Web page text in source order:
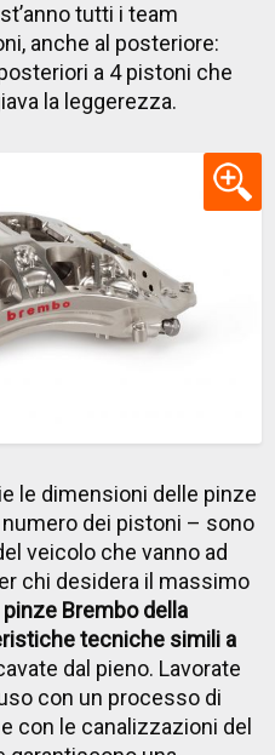
tutti i team
anche al posteriore:
a 4 pistoni che
la leggerezza.
le dimensioni delle pinze
dei pistoni – sono
veicolo che vanno ad
chi desidera il massimo
pinze Brembo della
tecniche simili a
dal pieno. Lavorate
con un processo di
con le canalizzazioni del